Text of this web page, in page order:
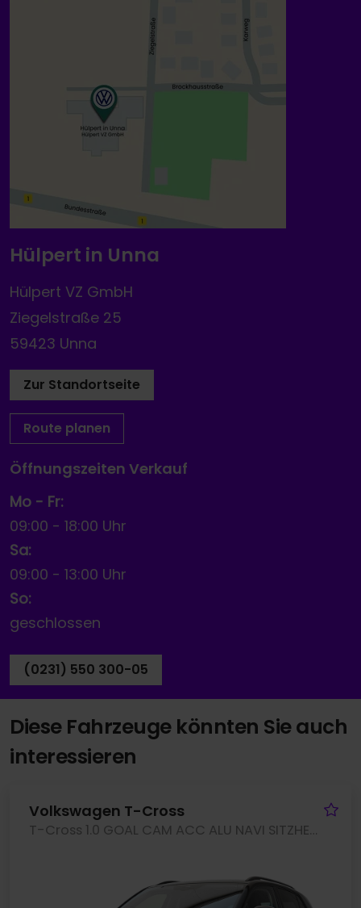
Hülpert in Unna
Hülpert VZ GmbH
Ziegelstraße 25
59423 Unna
Zur Standortseite
Route planen
Öffnungszeiten Verkauf
Mo - Fr:
09:00 - 18:00 Uhr
Sa:
09:00 - 13:00 Uhr
So:
geschlossen
(0231) 550 300-05
Diese Fahrzeuge könnten Sie auch
interessieren
Volkswagen T-Cross
T-Cross 1.0 GOAL CAM ACC ALU NAVI SITZHEIZUNG